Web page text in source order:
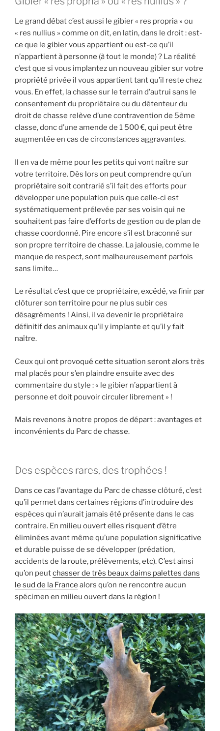
Le grand débat c’est aussi le gibier « res propria » ou
« res nullius » comme on dit, en latin, dans le droit : est-
ce que le gibier vous appartient ou est-ce qu’il
n’appartient à personne (à tout le monde) ? La réalité
c’est que si vous implantez un nouveau gibier sur votre
propriété privée il vous appartient tant qu’il reste chez
vous. En effet, la chasse sur le terrain d’autrui sans le
consentement du propriétaire ou du détenteur du
droit de chasse relève d’une contravention de 5ème
classe, donc d’une amende de 1 500 €, qui peut être
augmentée en cas de circonstances aggravantes.
Il en va de même pour les petits qui vont naître sur
votre territoire. Dès lors on peut comprendre qu’un
propriétaire soit contrarié s’il fait des efforts pour
développer une population puis que celle-ci est
systématiquement prélevée par ses voisin qui ne
souhaitent pas faire d’efforts de gestion ou de plan de
chasse coordonné. Pire encore s’il est braconné sur
son propre territoire de chasse. La jalousie, comme le
manque de respect, sont malheureusement parfois
sans limite…
Le résultat c’est que ce propriétaire, excédé, va finir par
clôturer son territoire pour ne plus subir ces
désagréments ! Ainsi, il va devenir le propriétaire
définitif des animaux qu’il y implante et qu’il y fait
naître.
Ceux qui ont provoqué cette situation seront alors très
mal placés pour s’en plaindre ensuite avec des
commentaire du style : « le gibier n’appartient à
personne et doit pouvoir circuler librement » !
Mais revenons à notre propos de départ : avantages et
inconvénients du Parc de chasse.
Des espèces rares, des trophées !
Dans ce cas l’avantage du Parc de chasse clôturé, c’est
qu’il permet dans certaines régions d’introduire des
espèces qui n’aurait jamais été présente dans le cas
contraire. En milieu ouvert elles risquent d’être
éliminées avant même qu’une population significative
et durable puisse de se développer (prédation,
accidents de la route, prélèvements, etc). C’est ainsi
qu’on peutchasser de très beaux daims palettes dans
le sud de la France alors qu’on ne rencontre aucun
spécimen en milieu ouvert dans la région !